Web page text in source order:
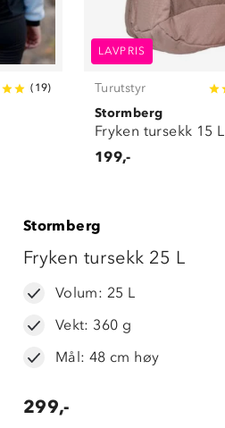
( 19)
LAVPRIS
Turutstyr
Stormberg
Fryken tursekk 15 L
199,-
Stormberg
Fryken tursekk 25 L
Volum: 25 L
Vekt: 360 g
Mål: 48 cm høy
299,-